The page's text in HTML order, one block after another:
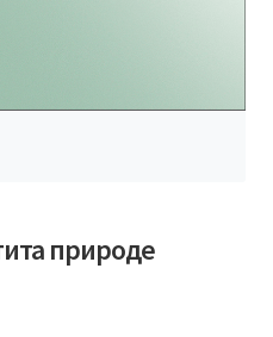
природе